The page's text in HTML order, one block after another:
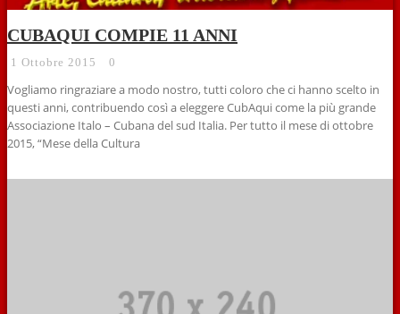
CUBAQUI COMPIE 11 ANNI
1 Ottobre 2015 0
Vogliamo ringraziare a modo nostro, tutti coloro che ci hanno scelto in
questi anni, contribuendo così a eleggere CubAqui come la più grande
Associazione Italo – Cubana del sud Italia. Per tutto il mese di ottobre
2015, “Mese della Cultura